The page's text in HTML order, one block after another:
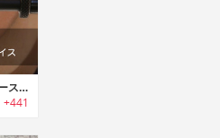
NeoLucida Plus｜被写体のゴーストイメージをトレース可能なドローイングデバイス
+441